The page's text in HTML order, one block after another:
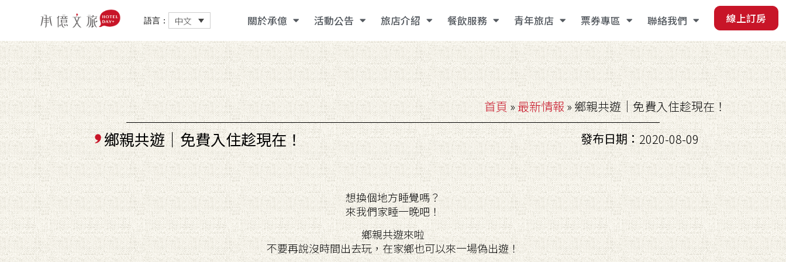
語言： 中文 關於承億 活動公告 旅店介紹 餐飲服務 青年旅店 票券專區 聯絡我們 線上訂房
首頁»最新情報»鄉親共遊｜免費入住趁現在！
鄉親共遊｜免費入住趁現在！ 發布日期：2020-08-09
想換個地方睡覺嗎？
來我們家睡一晚吧！
鄉親共遊來啦
不要再說沒時間出去玩，在家鄉也可以來一場偽出遊！